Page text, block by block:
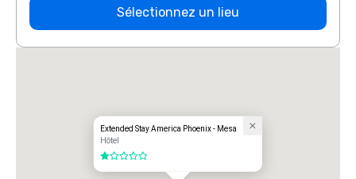
Sélectionnez un lieu
Extended Stay America Phoenix - Mesa
Hôtel
1 sur 5